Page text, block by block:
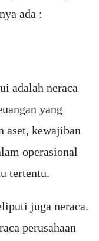
ada :
adalah neraca
yang
aset, kewajiban
operasional
tertentu.
juga neraca.
perusahaan